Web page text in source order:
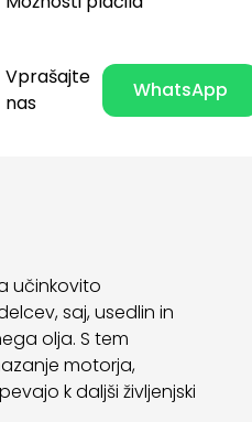
Vprašajte
nas
WhatsApp
učinkovito
saj, usedlin in
olja. S tem
motorja,
k daljši življenjski